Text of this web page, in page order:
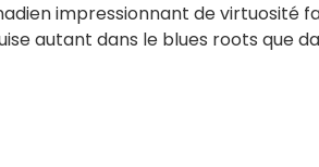
impressionnant de virtuosité
autant dans le blues roots que